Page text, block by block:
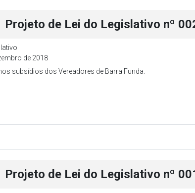
Projeto de Lei do Legislativo nº
de 2018
subsídios dos Vereadores de Barra Funda.
Projeto de Lei do Legislativo nº